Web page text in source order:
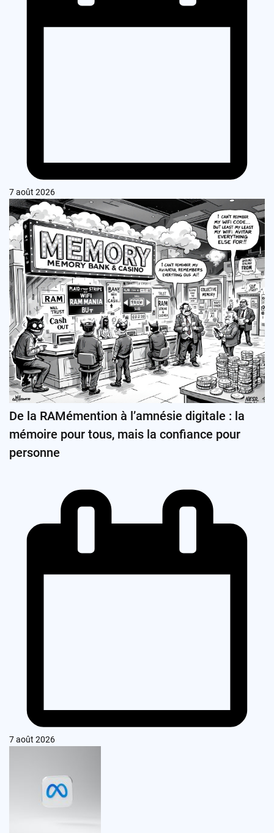
7 août 2026
De la RAMémention à l’amnésie digitale : la
mémoire pour tous, mais la confiance pour
personne
7 août 2026